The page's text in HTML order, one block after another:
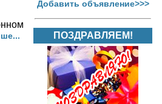
Добавить объявление>>>
ПОЗДРАВЛЯЕМ!